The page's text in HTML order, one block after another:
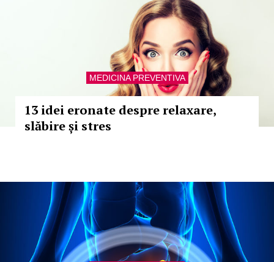
MEDICINA PREVENTIVA
13 idei eronate despre relaxare,
slăbire și stres